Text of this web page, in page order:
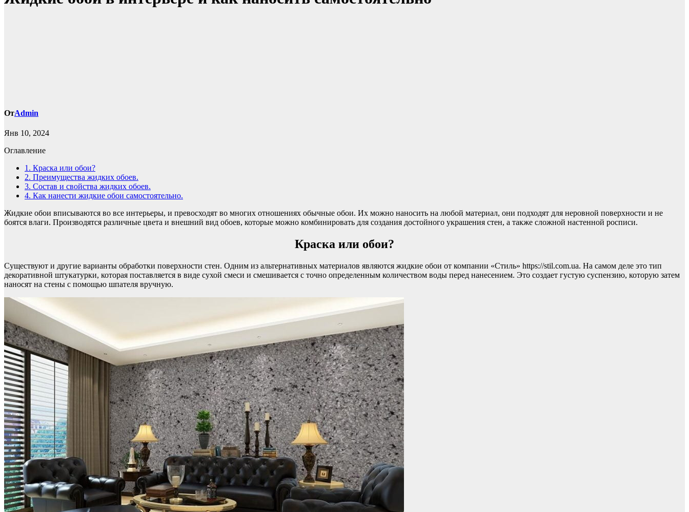
ОтAdmin
Янв 10, 2024
Оглавление
1. Краска или обои?
2. Преимущества жидких обоев.
3. Состав и свойства жидких обоев.
4. Как нанести жидкие обои самостоятельно.
Жидкие обои вписываются во все интерьеры, и превосходят во многих отношениях обычные обои. Их можно наносить на любой материал, они подходят для неровной поверхности и не
боятся влаги. Производятся различные цвета и внешний вид обоев, которые можно комбинировать для создания достойного украшения стен, а также сложной настенной росписи.
Краска или обои?
Существуют и другие варианты обработки поверхности стен. Одним из альтернативных материалов являются жидкие обои от компании «Стиль» https://stil.com.ua. На самом деле это тип
декоративной штукатурки, которая поставляется в виде сухой смеси и смешивается с точно определенным количеством воды перед нанесением. Это создает густую суспензию, которую затем
наносят на стены с помощью шпателя вручную.